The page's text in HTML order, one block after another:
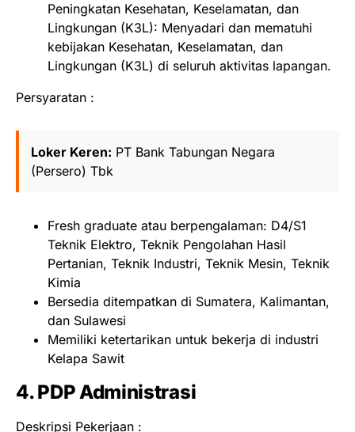
Peningkatan Kesehatan, Keselamatan, dan
Lingkungan (K3L): Menyadari dan mematuhi
kebijakan Kesehatan, Keselamatan, dan
Lingkungan (K3L) di seluruh aktivitas lapangan.
Persyaratan :
Loker Keren: PT Bank Tabungan Negara
(Persero) Tbk
Fresh graduate atau berpengalaman: D4/S1
Teknik Elektro, Teknik Pengolahan Hasil
Pertanian, Teknik Industri, Teknik Mesin, Teknik
Kimia
Bersedia ditempatkan di Sumatera, Kalimantan,
dan Sulawesi
Memiliki ketertarikan untuk bekerja di industri
Kelapa Sawit
4. PDP Administrasi
Deskripsi Pekerjaan :